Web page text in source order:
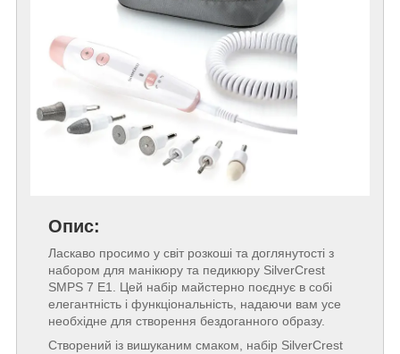
Опис:
Ласкаво просимо у світ розкоші та доглянутості з
набором для манікюру та педикюру SilverCrest
SMPS 7 E1. Цей набір майстерно поєднує в собі
елегантність і функціональність, надаючи вам усе
необхідне для створення бездоганного образу.
Створений із вишуканим смаком, набір SilverCrest